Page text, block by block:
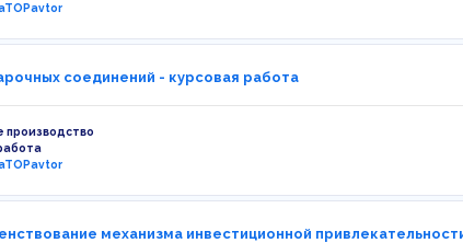
соединений - курсовая работа
производство
механизма инвестиционной